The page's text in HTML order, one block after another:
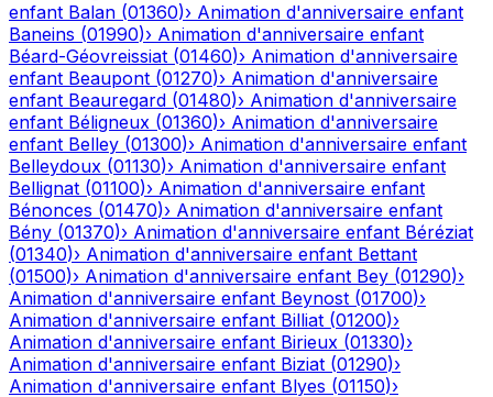
enfant Balan (01360)› Animation d'anniversaire enfant
Baneins (01990)› Animation d'anniversaire enfant
Béard-Géovreissiat (01460)› Animation d'anniversaire
enfant Beaupont (01270)› Animation d'anniversaire
enfant Beauregard (01480)› Animation d'anniversaire
enfant Béligneux (01360)› Animation d'anniversaire
enfant Belley (01300)› Animation d'anniversaire enfant
Belleydoux (01130)› Animation d'anniversaire enfant
Bellignat (01100)› Animation d'anniversaire enfant
Bénonces (01470)› Animation d'anniversaire enfant
Bény (01370)› Animation d'anniversaire enfant Béréziat
(01340)› Animation d'anniversaire enfant Bettant
(01500)› Animation d'anniversaire enfant Bey (01290)›
Animation d'anniversaire enfant Beynost (01700)›
Animation d'anniversaire enfant Billiat (01200)›
Animation d'anniversaire enfant Birieux (01330)›
Animation d'anniversaire enfant Biziat (01290)›
Animation d'anniversaire enfant Blyes (01150)›